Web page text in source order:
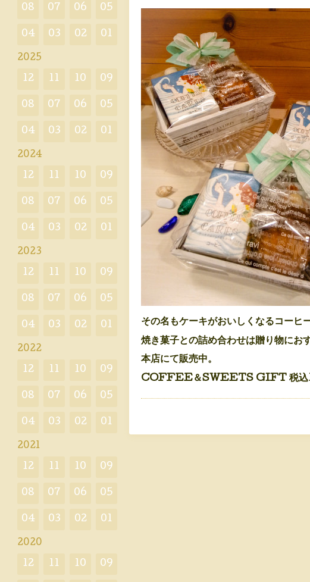
その名もケーキがおいしくなるコーヒー
焼き菓子との詰め合わせは贈り物にお
本店にて販売中。
COFFEE＆SWEETS GIFT 税込
08 07 06 05
04 03 02 01
2025
12 11 10 09
08 07 06 05
04 03 02 01
2024
12 11 10 09
08 07 06 05
04 03 02 01
2023
12 11 10 09
08 07 06 05
04 03 02 01
2022
12 11 10 09
08 07 06 05
04 03 02 01
2021
12 11 10 09
08 07 06 05
04 03 02 01
2020
12 11 10 09